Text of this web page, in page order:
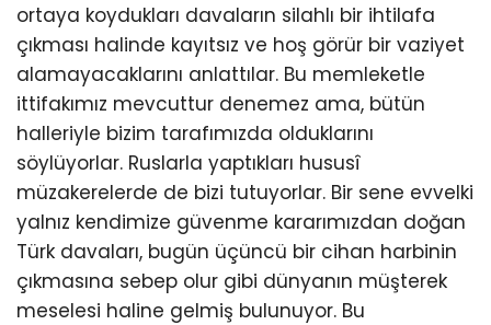
ortaya koydukları davaların silahlı bir ihtilafa
çıkması halinde kayıtsız ve hoş görür bir vaziyet
alamayacaklarını anlattılar. Bu memleketle
ittifakımız mevcuttur denemez ama, bütün
halleriyle bizim tarafımızda olduklarını
söylüyorlar. Ruslarla yaptıkları hususî
müzakerelerde de bizi tutuyorlar. Bir sene evvelki
yalnız kendimize güvenme kararımızdan doğan
Türk davaları, bugün üçüncü bir cihan harbinin
çıkmasına sebep olur gibi dünyanın müşterek
meselesi haline gelmiş bulunuyor. Bu